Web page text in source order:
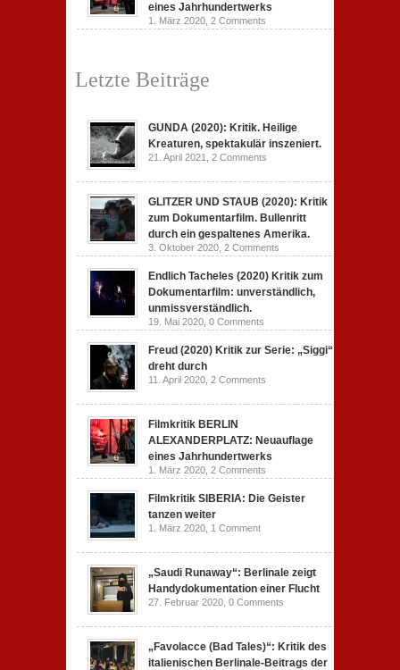
eines Jahrhundertwerks
1. März 2020, 2 Comments
Letzte Beiträge
GUNDA (2020): Kritik. Heilige
Kreaturen, spektakulär inszeniert.
21. April 2021, 2 Comments
GLITZER UND STAUB (2020): Kritik
zum Dokumentarfilm. Bullenritt
durch ein gespaltenes Amerika.
3. Oktober 2020, 2 Comments
Endlich Tacheles (2020) Kritik zum
Dokumentarfilm: unverständlich,
unmissverständlich.
19. Mai 2020, 0 Comments
Freud (2020) Kritik zur Serie: „Siggi“
dreht durch
11. April 2020, 2 Comments
Filmkritik BERLIN
ALEXANDERPLATZ: Neuauflage
eines Jahrhundertwerks
1. März 2020, 2 Comments
Filmkritik SIBERIA: Die Geister
tanzen weiter
1. März 2020, 1 Comment
„Saudi Runaway“: Berlinale zeigt
Handydokumentation einer Flucht
27. Februar 2020, 0 Comments
„Favolacce (Bad Tales)“: Kritik des
italienischen Berlinale-Beitrags der